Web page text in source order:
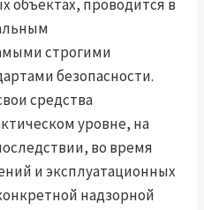
объектах, проводится в
строгими
безопасности.
средства
уровне, на
во время
и эксплуатационных
надзорной